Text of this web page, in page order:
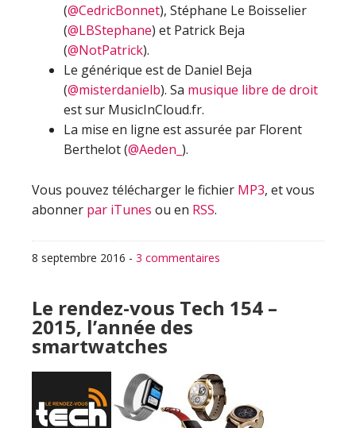
(@CedricBonnet), Stéphane Le Boisselier
(@LBStephane) et Patrick Beja
(@NotPatrick).
Le générique est de Daniel Beja
(@misterdanielb). Sa musique libre de droit
est sur MusicInCloud.fr.
La mise en ligne est assurée par Florent
Berthelot (@Aeden_ ).
Vous pouvez télécharger le fichier MP3, et vous
abonner par iTunes ou en RSS.
8 septembre 2016 - 3 commentaires
Le rendez-vous Tech 154 –
2015, l’année des
smartwatches